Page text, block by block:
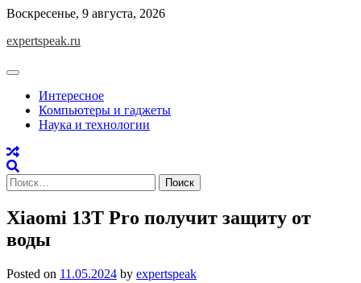
Skip
content
Воскресенье, 9 августа, 2026
expertspeak.ru
Интересное
Компьютеры и гаджеты
Наука и технологии
Найти:
Xiaomi 13T Pro получит защиту от
воды
Posted on 11.05.2024 by expertspeak